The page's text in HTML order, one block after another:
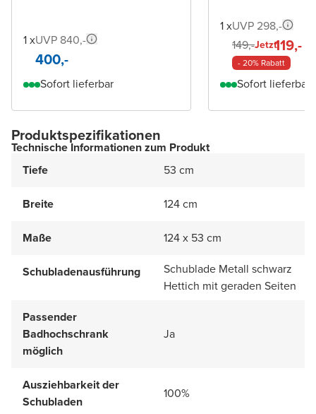
1 xUVP 840,-
400,-
Sofort lieferbar
1 xUVP 298,-
149,-Jetzt119,-
- 20% Rabatt
Sofort lieferbar
Produktspezifikationen
Technische Informationen zum Produkt
Tiefe
53 cm
Breite 124 cm
Maße 124 x 53 cm
Schubladenausführung
Schublade Metall schwarz
Hettich mit geraden Seiten
Passender
Badhochschrank
möglich
Ja
Ausziehbarkeit der
Schubladen
100%